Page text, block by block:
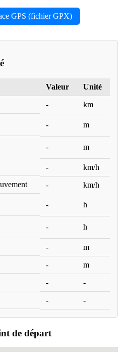
GPS (fichier GPX)
Valeur Unité
- km
- m
- m
-
km/h
- km/h
- h
- h
-
m
-
m
-
-
- -
de départ